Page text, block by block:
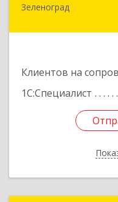
Зеленоград
Клиентов на
1С:Специалист
124365, Москва г,